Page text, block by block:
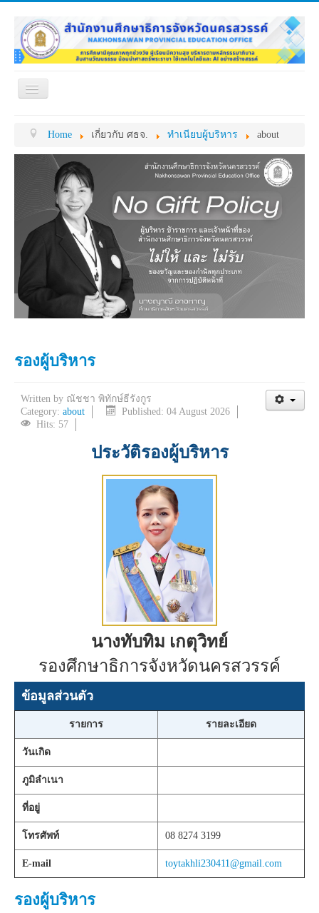
Toggle
หน่วยงานภายใน
MY OFFICE
ดาวน์โหลด
กระดาน ถาม-ตอบ
ข้อมูลการติดต่อ
Home เกี่ยวกับ ศธจ. ทำเนียบผู้บริหาร about
รองผู้บริหาร
Written by ณัชชา พิทักษ์ธีรังกูร
Category: about
Published: 04 August 2026
Hits: 57
ประวัติรองผู้บริหาร
นางทับทิม เกตุวิทย์
รองศึกษาธิการจังหวัดนครสวรรค์
ข้อมูลส่วนตัว
รายการ รายละเอียด
วันเกิด
ภูมิลำเนา
ที่อยู่
โทรศัพท์ 08 8274 3199
E-mail toytakhli230411@gmail.com
รองผู้บริหาร